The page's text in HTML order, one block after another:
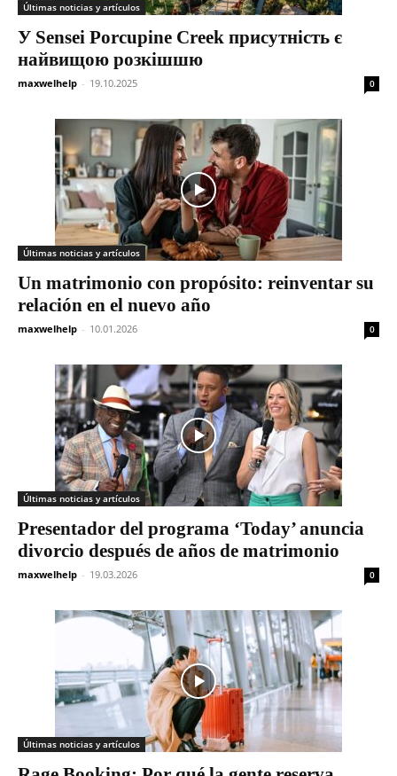
Últimas noticias y artículos
У Sensei Porcupine Creek присутність є
найвищою розкішшю
maxwelhelp - 19.10.2025 0
Últimas noticias y artículos
Un matrimonio con propósito: reinventar su
relación en el nuevo año
maxwelhelp - 10.01.2026 0
Últimas noticias y artículos
Presentador del programa ‘Today’ anuncia
divorcio después de años de matrimonio
maxwelhelp - 19.03.2026 0
Últimas noticias y artículos